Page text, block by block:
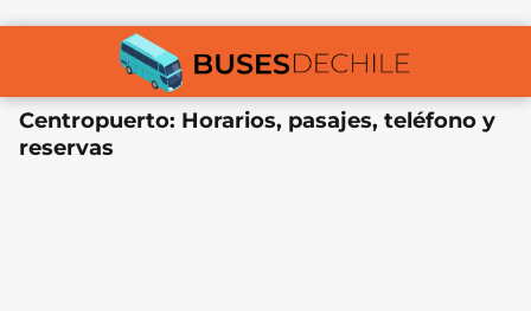
Centropuerto: Horarios, pasajes, teléfono y
reservas